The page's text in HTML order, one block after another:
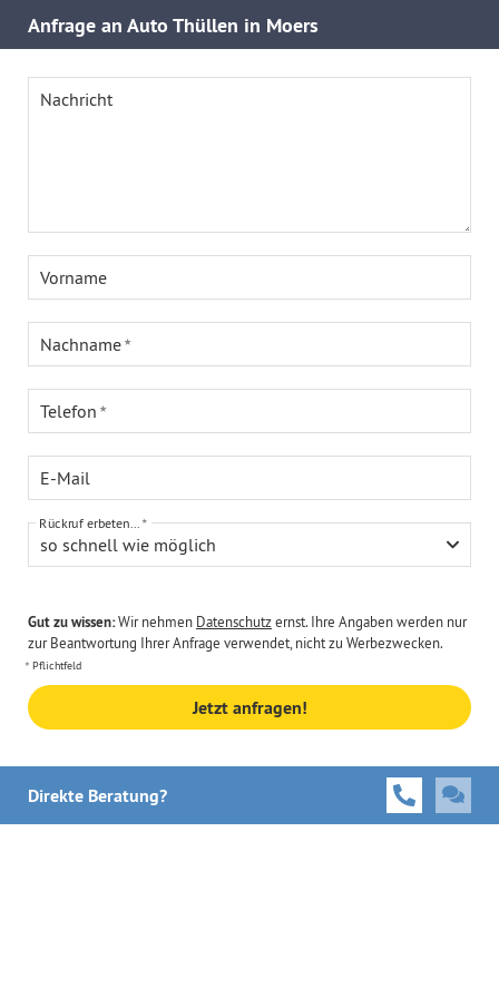
Anfrage an Auto Thüllen in Moers
Nachricht
Vorname
Nachname
Telefon
E-Mail
so schnell wie möglich
Rückruf erbeten...
Gut zu wissen:Wir nehmen Datenschutzernst. Ihre Angaben werden nur
zur Beantwortung Ihrer Anfrage verwendet, nicht zu Werbezwecken.
Pflichtfeld
Jetzt anfragen!
Direkte Beratung?